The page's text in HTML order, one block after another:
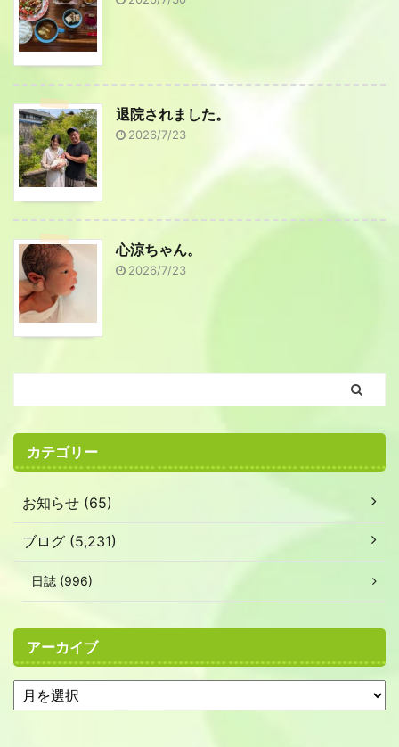
退院されました。
2026/7/23
心涼ちゃん。
2026/7/23
カテゴリー
お知らせ (65)
ブログ (5,231)
日誌 (996)
アーカイブ